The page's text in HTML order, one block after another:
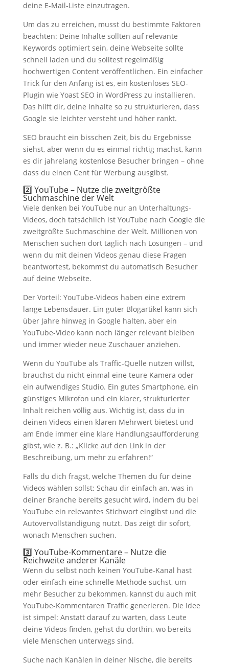
deine E-Mail-Liste einzutragen.
Um das zu erreichen, musst du bestimmte Faktoren
beachten: Deine Inhalte sollten auf relevante
Keywords optimiert sein, deine Webseite sollte
schnell laden und du solltest regelmäßig
hochwertigen Content veröffentlichen. Ein einfacher
Trick für den Anfang ist es, ein kostenloses SEO-
Plugin wie Yoast SEO in WordPress zu installieren.
Das hilft dir, deine Inhalte so zu strukturieren, dass
Google sie leichter versteht und höher rankt.
SEO braucht ein bisschen Zeit, bis du Ergebnisse
siehst, aber wenn du es einmal richtig machst, kann
es dir jahrelang kostenlose Besucher bringen – ohne
dass du einen Cent für Werbung ausgibst.
2️⃣ YouTube – Nutze die zweitgrößte
Suchmaschine der Welt
Viele denken bei YouTube nur an Unterhaltungs-
Videos, doch tatsächlich ist YouTube nach Google die
zweitgrößte Suchmaschine der Welt. Millionen von
Menschen suchen dort täglich nach Lösungen – und
wenn du mit deinen Videos genau diese Fragen
beantwortest, bekommst du automatisch Besucher
auf deine Webseite.
Der Vorteil: YouTube-Videos haben eine extrem
lange Lebensdauer. Ein guter Blogartikel kann sich
über Jahre hinweg in Google halten, aber ein
YouTube-Video kann noch länger relevant bleiben
und immer wieder neue Zuschauer anziehen.
Wenn du YouTube als Traffic-Quelle nutzen willst,
brauchst du nicht einmal eine teure Kamera oder
ein aufwendiges Studio. Ein gutes Smartphone, ein
günstiges Mikrofon und ein klarer, strukturierter
Inhalt reichen völlig aus. Wichtig ist, dass du in
deinen Videos einen klaren Mehrwert bietest und
am Ende immer eine klare Handlungsaufforderung
gibst, wie z. B.: „Klicke auf den Link in der
Beschreibung, um mehr zu erfahren!“
Falls du dich fragst, welche Themen du für deine
Videos wählen sollst: Schau dir einfach an, was in
deiner Branche bereits gesucht wird, indem du bei
YouTube ein relevantes Stichwort eingibst und die
Autovervollständigung nutzt. Das zeigt dir sofort,
wonach Menschen suchen.
3️⃣ YouTube-Kommentare – Nutze die
Reichweite anderer Kanäle
Wenn du selbst noch keinen YouTube-Kanal hast
oder einfach eine schnelle Methode suchst, um
mehr Besucher zu bekommen, kannst du auch mit
YouTube-Kommentaren Traffic generieren. Die Idee
ist simpel: Anstatt darauf zu warten, dass Leute
deine Videos finden, gehst du dorthin, wo bereits
viele Menschen unterwegs sind.
Suche nach Kanälen in deiner Nische, die bereits